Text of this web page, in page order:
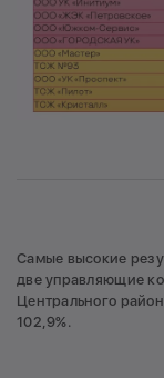
Самые высокие
две управляющие
Центрального
102,9%.